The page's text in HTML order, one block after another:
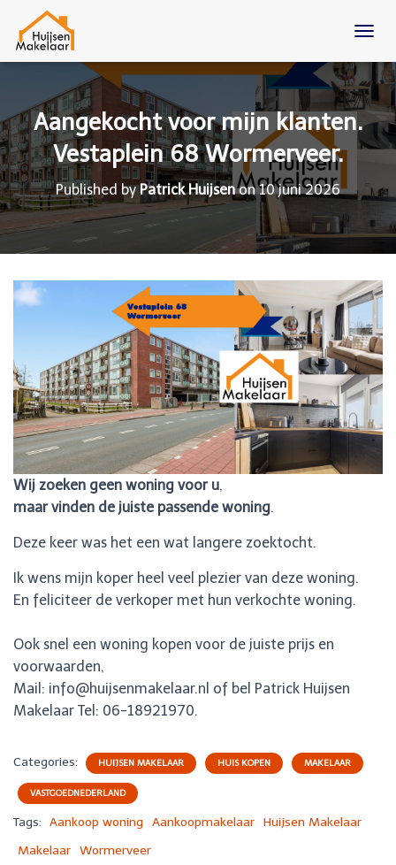
O
G
G
L
E
N
I
O
N
Aangekocht voor mijn klanten.
Vestaplein 68 Wormerveer.
Published byPatrick Huijsenon10 juni 2026
Wij zoeken geen woning voor u,
maar vinden de juiste passende woning.
Deze keer was het een wat langere zoektocht.
Ik wens mijn koper heel veel plezier van deze woning.
En feliciteer de verkoper met hun verkochte woning.
Ook snel een woning kopen voor de juiste prijs en
voorwaarden,
Mail: info@huijsenmakelaar.nl of bel Patrick Huijsen
Makelaar Tel: 06-18921970.
Categories: HUIJSEN MAKELAAR HUIS KOPEN MAKELAAR
VASTGOEDNEDERLAND
Tags: Aankoop woning Aankoopmakelaar Huijsen Makelaar
Makelaar Wormerveer